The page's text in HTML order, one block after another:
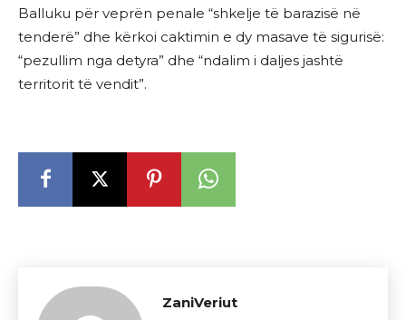
Balluku për veprën penale “shkelje të barazisë në
tenderë” dhe kërkoi caktimin e dy masave të sigurisë:
“pezullim nga detyra” dhe “ndalim i daljes jashtë
territorit të vendit”.
ZaniVeriut